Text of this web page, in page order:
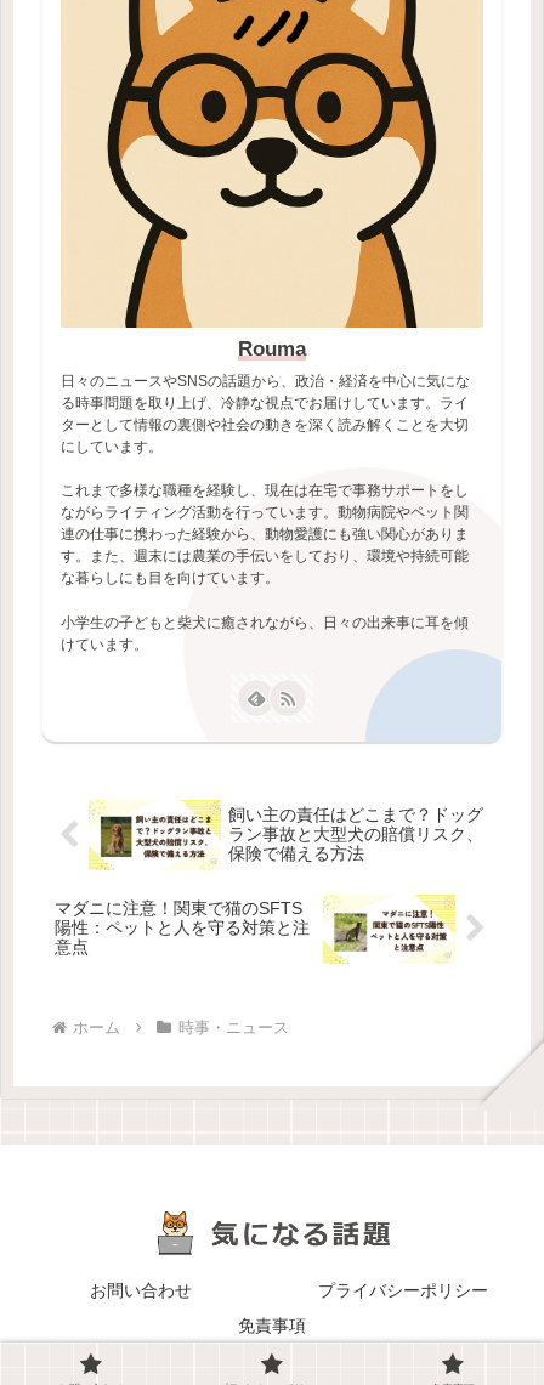
Rouma
日々のニュースやSNSの話題から、政治・経済を中心に気にな
る時事問題を取り上げ、冷静な視点でお届けしています。ライ
ターとして情報の裏側や社会の動きを深く読み解くことを大切
にしています。
これまで多様な職種を経験し、現在は在宅で事務サポートをし
ながらライティング活動を行っています。動物病院やペット関
連の仕事に携わった経験から、動物愛護にも強い関心がありま
す。また、週末には農業の手伝いをしており、環境や持続可能
な暮らしにも目を向けています。
小学生の子どもと柴犬に癒されながら、日々の出来事に耳を傾
けています。
飼い主の責任はどこまで？ドッグ
ラン事故と大型犬の賠償リスク、
保険で備える方法
マダニに注意！関東で猫のSFTS
陽性：ペットと人を守る対策と注
意点
ホーム 時事・ニュース
お問い合わせ
プライバシーポリシー
免責事項
Copyright © 2025-2026 気になる話題 All Rights Reserved.